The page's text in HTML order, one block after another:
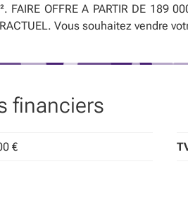
FAIRE OFFRE A PARTIR DE 189
Vous souhaitez vendre
financiers
€